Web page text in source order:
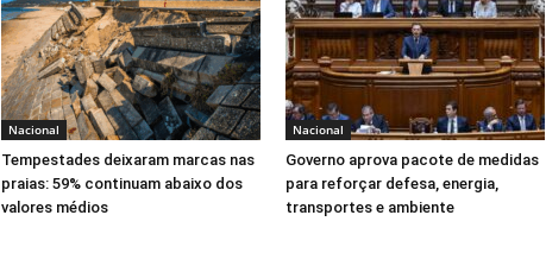
Nacional
Tempestades deixaram marcas nas
praias: 59% continuam abaixo dos
valores médios
Nacional
Governo aprova pacote de medidas
para reforçar defesa, energia,
transportes e ambiente